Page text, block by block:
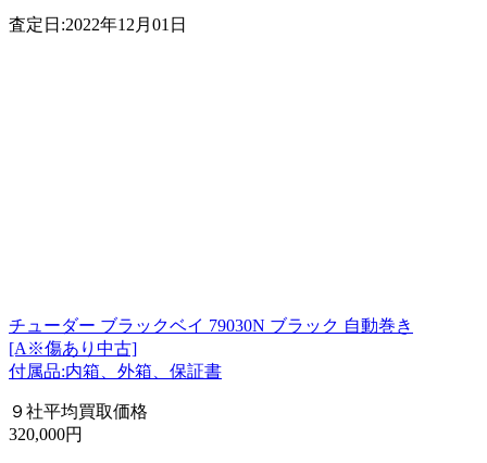
査定日:2022年12月01日
チューダー ブラックベイ 79030N ブラック 自動巻き
[A※傷あり中古]
付属品:内箱、外箱、保証書
９社平均買取価格
320,000円